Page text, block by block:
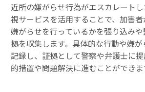
近所の嫌がらせ行為がエスカレート
視サービスを活用することで、加害
嫌がらせを行っているかを張り込み
拠を収集します。具体的な行動や嫌
記録し、証拠として警察や弁護士に
的措置や問題解決に進むことができま